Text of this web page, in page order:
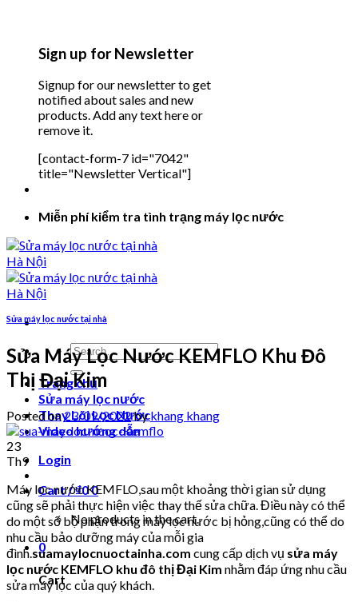
Sign up for Newsletter
Signup for our newsletter to get
notified about sales and new
products. Add any text here or
remove it.
[contact-form-7 id="7042"
title="Newsletter Vertical"]
Miễn phí kiểm tra tình trạng máy lọc nước
Search
for:
Trang chủ
Sửa máy lọc nước
Thay Lõi Lọc Nước
Video hướng dẫn
Login
Cart /₫00
No products in the cart.
0
Cart
Sửa máy lọc nước tại nhà
Sửa Máy Lọc Nước KEMFLO Khu Đô
Thị Đại Kim
Posted on23/09/2022bykhang khang
23
Th9
Máy lọc nước KEMFLO,sau một khoảng thời gian sử dụng
cũng sẽ phải thực hiện việc thay thế sửa chữa. Điều này có thể
do một số bộ phận trong máy lọc nước bị hỏng,cũng có thể do
nhu cầu bảo dưỡng máy của mỗi gia
đình.suamaylocnuoctainha.com cung cấp dịch vụ sửa máy
lọc nước KEMFLO khu đô thị Đại Kim nhằm đáp ứng nhu cầu
sửa máy lọc của quý khách.